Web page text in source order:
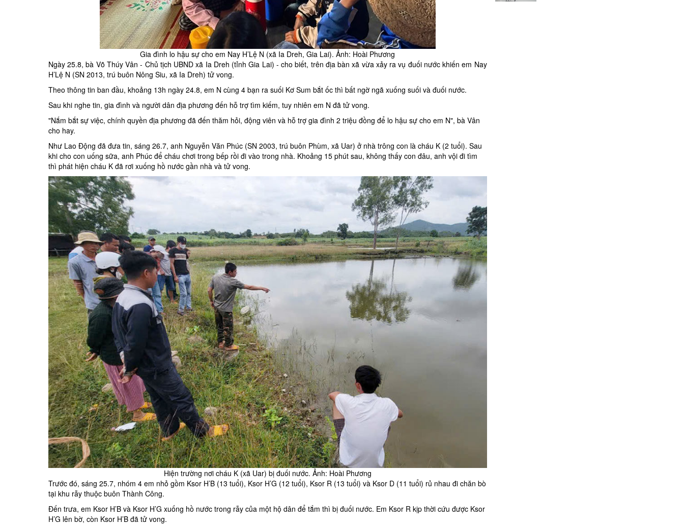
Gia đình lo hậu sự cho em Nay H’Lệ N (xã Ia Dreh, Gia Lai). Ảnh: Hoài Phương
Ngày 25.8, bà Võ Thúy Vân - Chủ tịch UBND xã Ia Dreh (tỉnhGia Lai) - cho biết, trên địa bàn xã vừa xảy ra vụ đuối nước khiến em Nay
H’Lệ N (SN 2013, trú buôn Nông Siu, xã Ia Dreh) tử vong.
Theo thông tin ban đầu, khoảng 13h ngày 24.8, em N cùng 4 bạn ra suối Kơ Sum bắt ốc thì bất ngờ ngã xuống suối và đuối nước.
Sau khi nghe tin, gia đình và người dân địa phương đến hỗ trợ tìm kiếm, tuy nhiên em N đã tử vong.
"Nắm bắt sự việc, chính quyền địa phương đã đến thăm hỏi, động viên và hỗ trợ gia đình 2 triệu đồng để lo hậu sự cho em N", bà Vân
cho hay.
Như Lao Động đã đưa tin, sáng 26.7, anh Nguyễn Văn Phúc (SN 2003, trú buôn Phùm, xã Uar) ở nhà trông con là cháu K (2 tuổi). Sau
khi cho con uống sữa, anh Phúc để cháu chơi trong bếp rồi đi vào trong nhà. Khoảng 15 phút sau, không thấy con đâu, anh vội đi tìm
thì phát hiện cháu K đã rơi xuống hồ nước gần nhà và tử vong.
Hiện trường nơi cháu K (xã Uar) bị đuối nước. Ảnh: Hoài Phương
Trước đó, sáng 25.7, nhóm 4 em nhỏ gồm Ksor H’B (13 tuổi), Ksor H’G (12 tuổi), Ksor R (13 tuổi) và Ksor D (11 tuổi) rủ nhau đi chăn bò
tại khu rẫy thuộc buôn Thành Công.
Đến trưa, em Ksor H’B và Ksor H’G xuống hồ nước trong rẫy của một hộ dân để tắm thì bị đuối nước. Em Ksor R kịp thời cứu được Ksor
H’G lên bờ, còn Ksor H’B đã tử vong.